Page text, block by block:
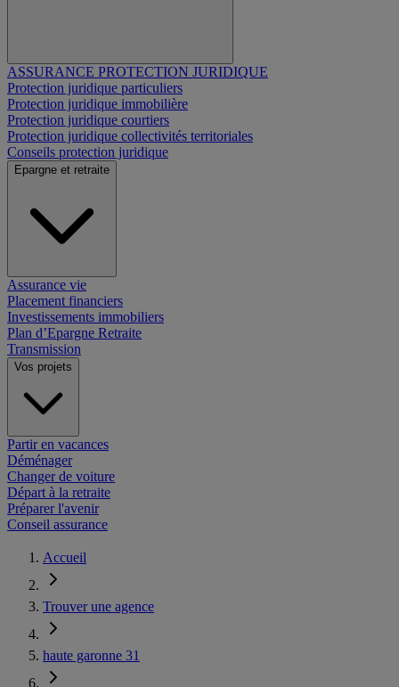
ASSURANCE PROTECTION JURIDIQUE
Protection juridique particuliers
Protection juridique immobilière
Protection juridique courtiers
Protection juridique collectivités territoriales
Conseils protection juridique
Epargne et retraite
Assurance vie
Placement financiers
Investissements immobiliers
Plan d’Epargne Retraite
Transmission
Vos projets
Partir en vacances
Déménager
Changer de voiture
Départ à la retraite
Préparer l'avenir
Conseil assurance
Accueil
Trouver une agence
haute garonne 31